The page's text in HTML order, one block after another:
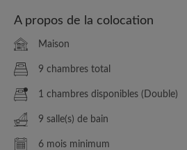
A propos de la colocation
Maison
9 chambres total
1 chambres disponibles (Double)
9 salle(s) de bain
6 mois minimum